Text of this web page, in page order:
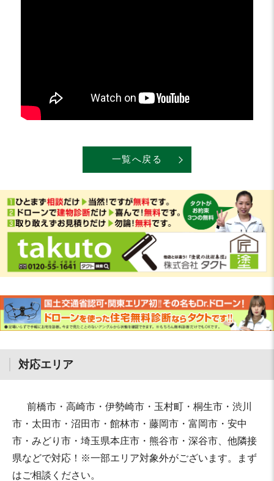
一覧へ戻る
対応エリア
前橋市・高崎市・伊勢崎市・玉村町・桐生市・渋川
市・太田市・沼田市・館林市・藤岡市・富岡市・安中
市・みどり市・埼玉県本庄市・熊谷市・深谷市、他隣接
県などで対応！※一部エリア対象外がございます。まず
はご相談ください。